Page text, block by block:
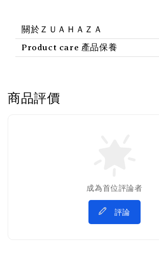
關於ＺＵＡＨＡＺＡ
Product care 產品保養
商品評價
成為首位評論者
評論